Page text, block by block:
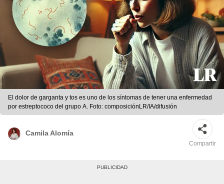
El dolor de garganta y tos es uno de los síntomas de tener una enfermedad
por estreptococo del grupo A. Foto: composiciónLR/IA/difusión
Camila Alomía
Compartir